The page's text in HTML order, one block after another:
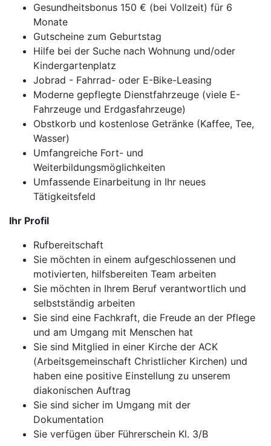
Gesundheitsbonus 150 € (bei Vollzeit) für 6
Monate
Gutscheine zum Geburtstag
Hilfe bei der Suche nach Wohnung und/oder
Kindergartenplatz
Jobrad - Fahrrad- oder E-Bike-Leasing
Moderne gepflegte Dienstfahrzeuge (viele E-
Fahrzeuge und Erdgasfahrzeuge)
Obstkorb und kostenlose Getränke (Kaffee, Tee,
Wasser)
Umfangreiche Fort- und
Weiterbildungsmöglichkeiten
Umfassende Einarbeitung in Ihr neues
Tätigkeitsfeld
Ihr Profil
Rufbereitschaft
Sie möchten in einem aufgeschlossenen und
motivierten, hilfsbereiten Team arbeiten
Sie möchten in Ihrem Beruf verantwortlich und
selbstständig arbeiten
Sie sind eine Fachkraft, die Freude an der Pflege
und am Umgang mit Menschen hat
Sie sind Mitglied in einer Kirche der ACK
(Arbeitsgemeinschaft Christlicher Kirchen) und
haben eine positive Einstellung zu unserem
diakonischen Auftrag
Sie sind sicher im Umgang mit der
Dokumentation
Sie verfügen über Führerschein Kl. 3/B